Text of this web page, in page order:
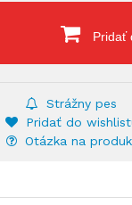
Pridať
Strážny pes
Pridať do
Otázka na